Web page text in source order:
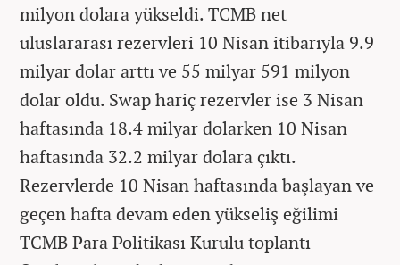
milyon dolara yükseldi. TCMB net
uluslararası rezervleri 10 Nisan itibarıyla 9.9
milyar dolar arttı ve 55 milyar 591 milyon
dolar oldu. Swap hariç rezervler ise 3 Nisan
haftasında 18.4 milyar dolarken 10 Nisan
haftasında 32.2 milyar dolara çıktı.
Rezervlerde 10 Nisan haftasında başlayan ve
geçen hafta devam eden yükseliş eğilimi
TCMB Para Politikası Kurulu toplantı